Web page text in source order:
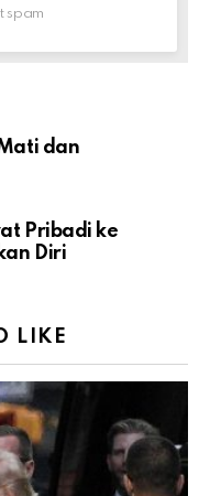
spam
dan
Pribadi ke
Diri
LIKE